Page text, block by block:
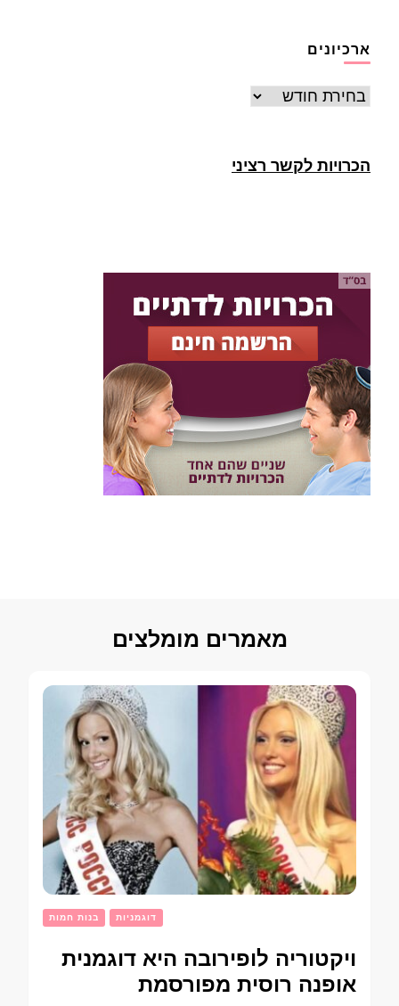
ארכיונים
ארכיונים
הכרויות לקשר רציני
מאמרים מומלצים
בנות חמות דוגמניות
ויקטוריה לופירובה היא דוגמנית
אופנה רוסית מפורסמת